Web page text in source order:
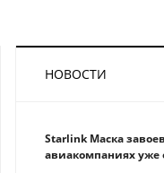
НОВОСТИ
Starlink Маска
авиакомпаниях уже